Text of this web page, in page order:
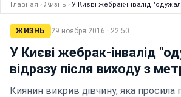
Главная › Жизнь › У Києві жебрак-інвалід
ЖИЗНЬ 29 ноября 2016 · 22:50
У Києві жебрак-інвалід
відразу після виходу з
Киянин викрив дівчину, яка просила